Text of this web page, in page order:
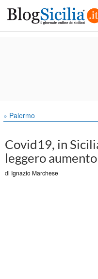
» Palermo
Covid19, in
leggero
di Ignazio Marchese